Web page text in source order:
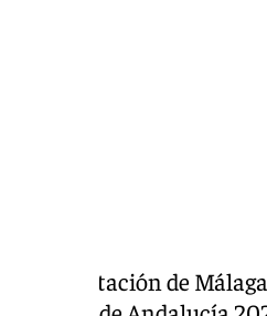
y la Diputación de